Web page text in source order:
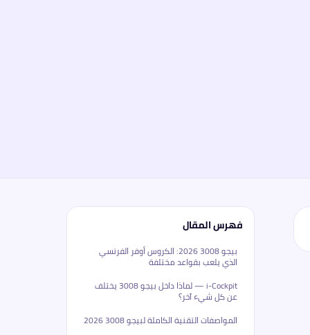
فهرس المقال
بيجو 3008 2026: الكروس أوفر الفرنسي
الذي يلعب بقواعد مختلفة
i-Cockpit — لماذا داخل بيجو 3008 يختلف
عن كل شيء آخر؟
المواصفات التقنية الكاملة لبيجو 3008 2026